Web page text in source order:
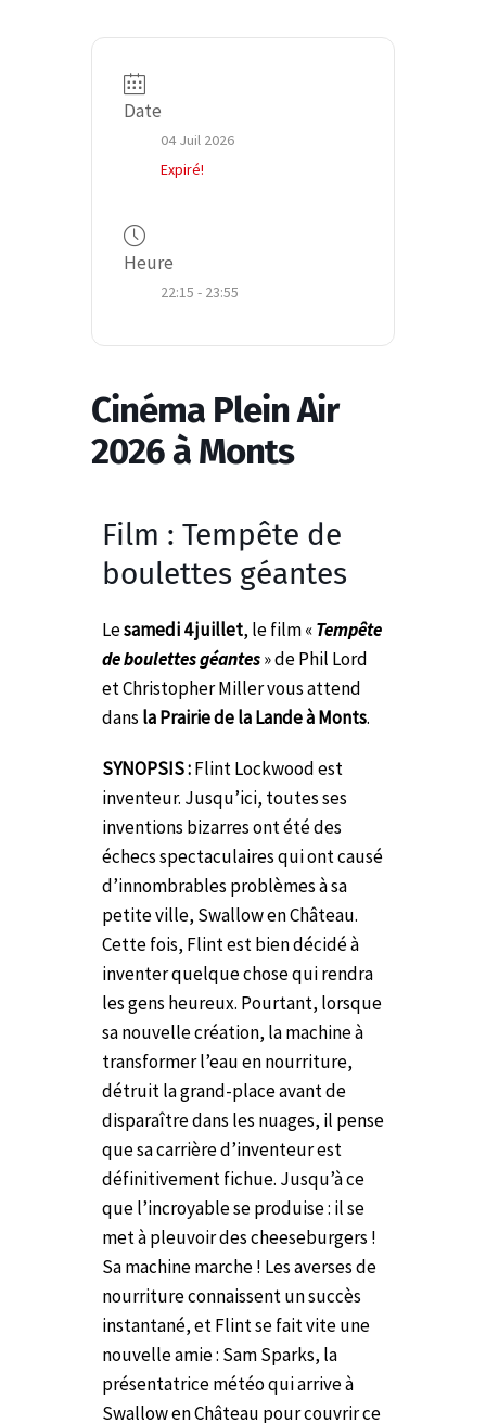
Date
04 Juil 2026
Expiré!
Heure
22:15 - 23:55
Cinéma Plein Air
2026 à Monts
Film : Tempête de
boulettes géantes
Lesamedi 4 juillet, le film «Tempête
de boulettes géantes» de Phil Lord
et Christopher Miller vous attend
dans la Prairie de la Lande à Monts.
SYNOPSIS :Flint Lockwood est
inventeur. Jusqu’ici, toutes ses
inventions bizarres ont été des
échecs spectaculaires qui ont causé
d’innombrables problèmes à sa
petite ville, Swallow en Château.
Cette fois, Flint est bien décidé à
inventer quelque chose qui rendra
les gens heureux. Pourtant, lorsque
sa nouvelle création, la machine à
transformer l’eau en nourriture,
détruit la grand-place avant de
disparaître dans les nuages, il pense
que sa carrière d’inventeur est
définitivement fichue. Jusqu’à ce
que l’incroyable se produise : il se
met à pleuvoir des cheeseburgers !
Sa machine marche ! Les averses de
nourriture connaissent un succès
instantané, et Flint se fait vite une
nouvelle amie : Sam Sparks, la
présentatrice météo qui arrive à
Swallow en Château pour couvrir ce